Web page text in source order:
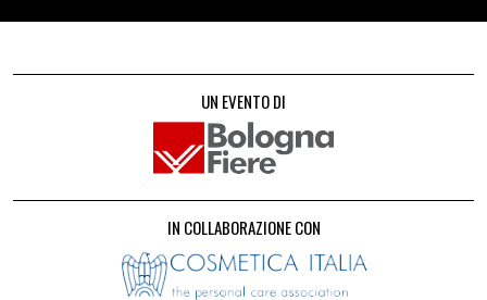
UN EVENTO DI
IN COLLABORAZIONE CON